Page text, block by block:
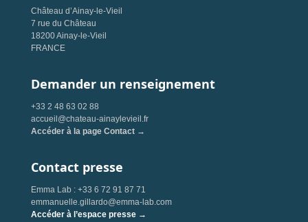
Château d’Ainay-le-Vieil
7 rue du Château
18200 Ainay-le-Vieil
FRANCE
Demander un renseignement
+33 2 48 63 02 88
accueil@chateau-ainaylevieil.fr
Accéder à la page Contact →
Contact presse
Emma Lab : +33 6 72 91 87 71
emmanuelle.gillardo@emma-lab.com
Accéder à l’espace presse →